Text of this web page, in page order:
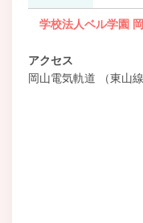
学校法人ベル学園
アクセス
岡山電気軌道 （東山